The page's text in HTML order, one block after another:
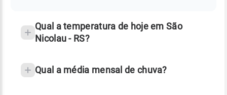
Qual a temperatura de hoje em São
Nicolau - RS?
Qual a média mensal de chuva?